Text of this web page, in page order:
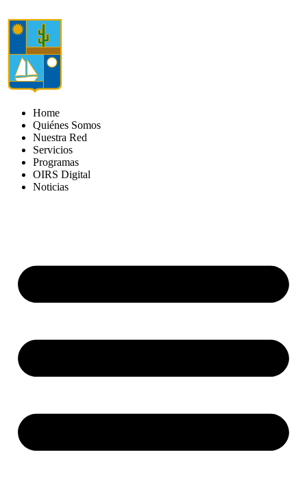
Home
Quiénes Somos
Nuestra Red
Servicios
Programas
OIRS Digital
Noticias